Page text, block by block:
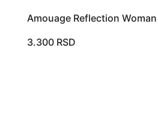
Amouage Reflection Woman
3.300 RSD